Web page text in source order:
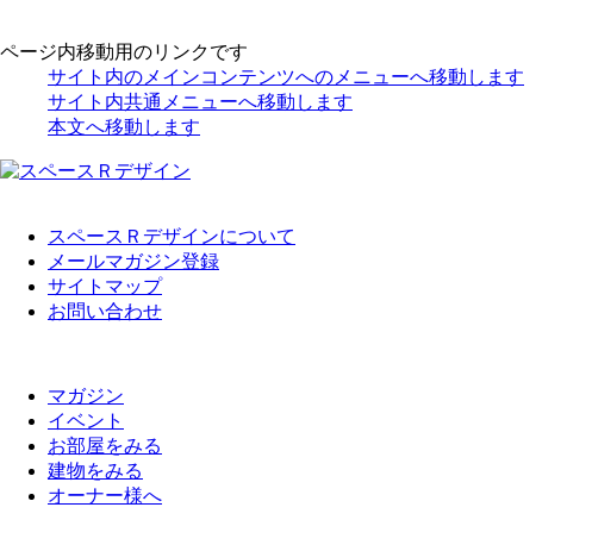
ページ内移動用のリンクです
サイト内のメインコンテンツへのメニューへ移動します
サイト内共通メニューへ移動します
本文へ移動します
スペースＲデザインについて
メールマガジン登録
サイトマップ
お問い合わせ
マガジン
イベント
お部屋をみる
建物をみる
オーナー様へ